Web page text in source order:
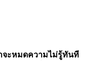
จะหมดความไม่รู้ทันที